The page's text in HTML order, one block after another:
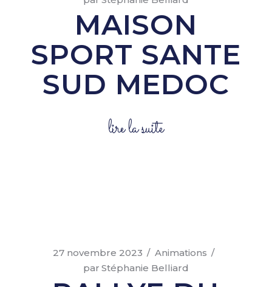
MAISON
SPORT SANTE
SUD MEDOC
lire la suite
27 novembre 2023
Animations
par Stéphanie Belliard